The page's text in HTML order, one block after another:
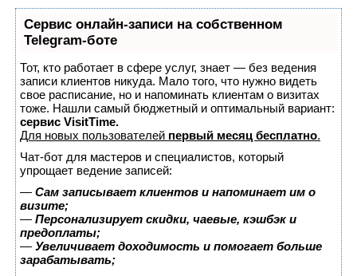
Сервис онлайн-записи на собственном
Telegram-боте
Тот, кто работает в сфере услуг, знает — без ведения
записи клиентов никуда. Мало того, что нужно видеть
свое расписание, но и напоминать клиентам о визитах
тоже. Нашли самый бюджетный и оптимальный вариант:
сервис VisitTime.
Для новых пользователей первый месяц бесплатно.
Чат-бот для мастеров и специалистов, который
упрощает ведение записей:
— Сам записывает клиентов и напоминает им о
визите;
— Персонализирует скидки, чаевые, кэшбэк и
предоплаты;
— Увеличивает доходимость и помогает больше
зарабатывать;